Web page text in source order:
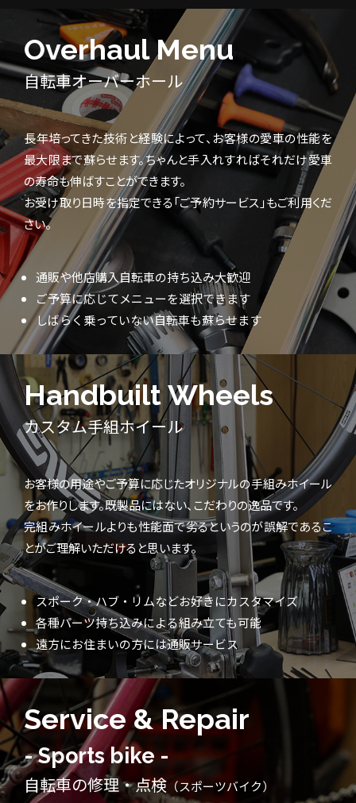
Overhaul Menu
自転車オーバーホール
長年培ってきた技術と経験によって、お客様の愛車の性能を
最大限まで蘇らせます。ちゃんと手入れすればそれだけ愛車
の寿命も伸ばすことができます。
お受け取り日時を指定できる「ご予約サービス」もご利用くだ
さい。
通販や他店購入自転車の持ち込み大歓迎
ご予算に応じてメニューを選択できます
しばらく乗っていない自転車も蘇らせます
Handbuilt Wheels
カスタム手組ホイール
お客様の用途やご予算に応じたオリジナルの手組みホイール
をお作りします。既製品にはない、こだわりの逸品です。
完組みホイールよりも性能面で劣るというのが誤解であるこ
とがご理解いただけると思います。
スポーク・ハブ・リムなどお好きにカスタマイズ
各種パーツ持ち込みによる組み立ても可能
遠方にお住まいの方には通販サービス
Service & Repair
- Sports bike -
自転車の修理・点検 （スポーツバイク）